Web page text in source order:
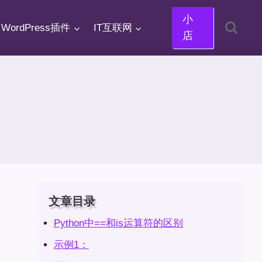
WordPress插件 IT互联网
小
店
文章目录
Python中==和is运算符的区别
示例1：